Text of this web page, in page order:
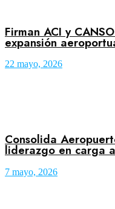
Firman ACI y
expansión
22 mayo, 2026
Consolida
liderazgo en carga
7 mayo, 2026